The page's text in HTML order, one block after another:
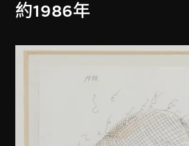
約1986年